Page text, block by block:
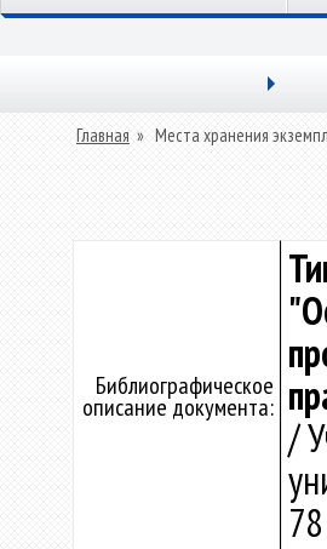
Главная » Места хранения
Библиографическое
описание документа:
/